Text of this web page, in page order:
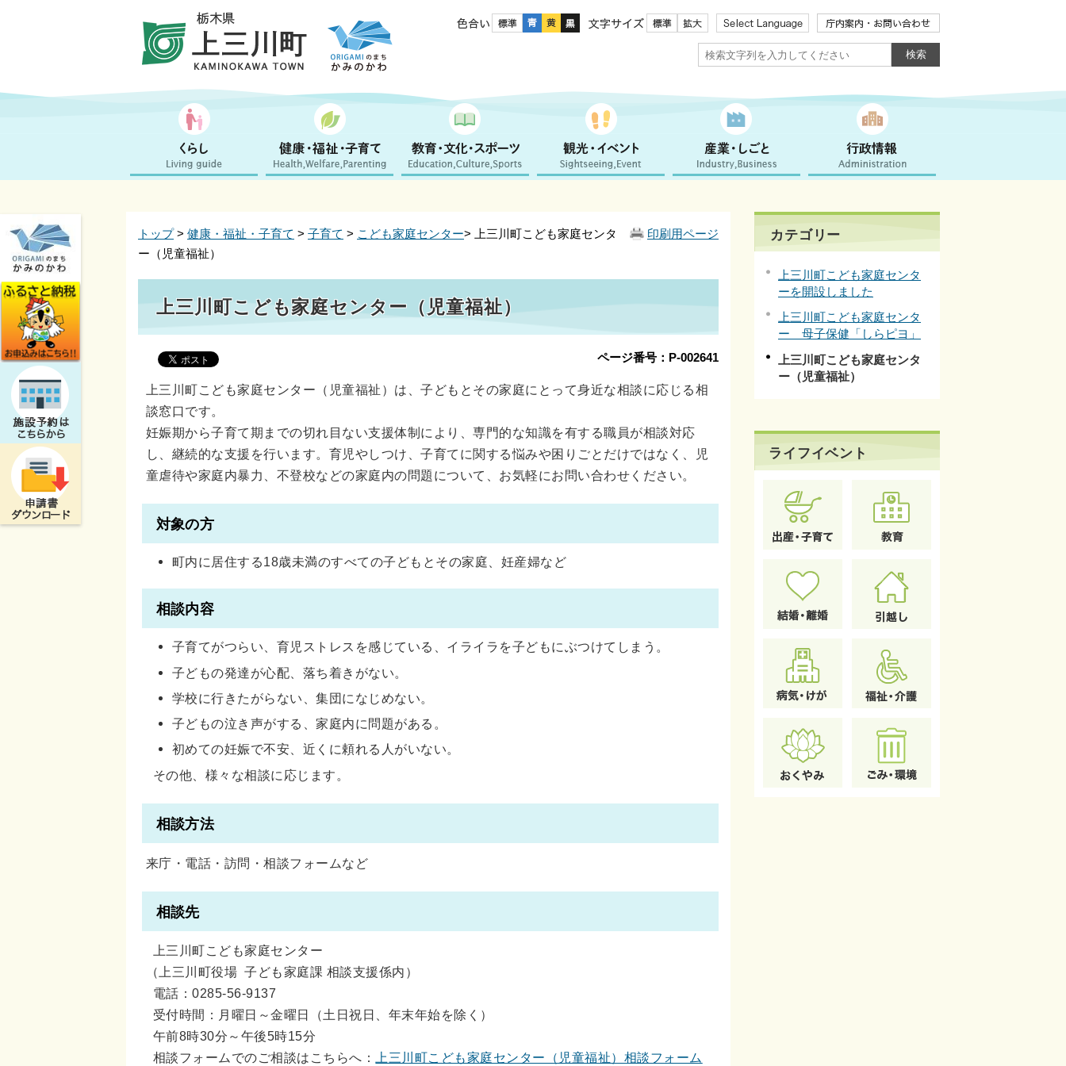
色合い 文字サイズ
印刷用ページ
トップ> 健康・福祉・子育て > 子育て > こども家庭センター> 上三川町こども家庭センタ
ー（児童福祉）
上三川町こども家庭センター（児童福祉）
ページ番号：P-002641
上三川町こども家庭センター（児童福祉）は、子どもとその家庭にとって身近な相談に応じる相
談窓口です。
妊娠期から子育て期までの切れ目ない支援体制により、専門的な知識を有する職員が相談対応
し、継続的な支援を行います。育児やしつけ、子育てに関する悩みや困りごとだけではなく、児
童虐待や家庭内暴力、不登校などの家庭内の問題について、お気軽にお問い合わせください。
対象の方
町内に居住する18歳未満のすべての子どもとその家庭、妊産婦など
相談内容
子育てがつらい、育児ストレスを感じている、イライラを子どもにぶつけてしまう。
子どもの発達が心配、落ち着きがない。
学校に行きたがらない、集団になじめない。
子どもの泣き声がする、家庭内に問題がある。
初めての妊娠で不安、近くに頼れる人がいない。
その他、様々な相談に応じます。
相談方法
来庁・電話・訪問・相談フォームなど
相談先
上三川町こども家庭センター
（上三川町役場 子ども家庭課 相談支援係内）
電話：0285-56-9137
受付時間：月曜日～金曜日（土日祝日、年末年始を除く）
午前8時30分～午後5時15分
相談フォームでのご相談はこちらへ：
上三川町こども家庭センター（児童福祉）相談フォーム
カテゴリー
上三川町こども家庭センタ
ーを開設しました
上三川町こども家庭センタ
ー 母子保健「しらピヨ」
上三川町こども家庭センタ
ー（児童福祉）
ライフイベント